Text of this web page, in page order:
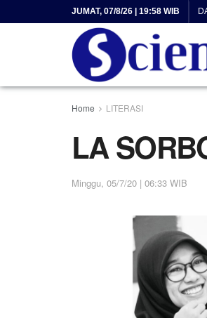
JUMAT, 07/8/26 | 19:58 WIB
Home LITERASI
LA
Minggu, 05/7/20 | 06:33 WIB